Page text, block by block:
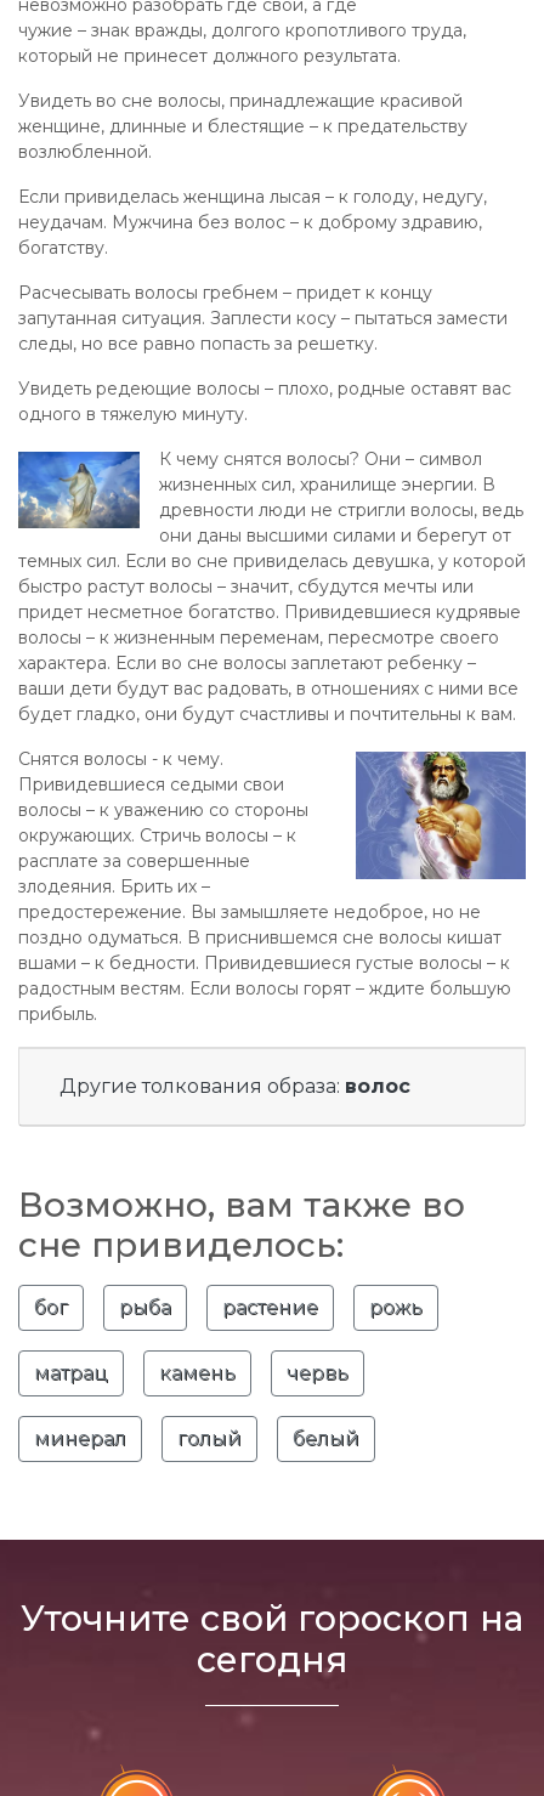
невозможно разобрать где свои, а где
чужие – знак вражды, долгого кропотливого труда,
который не принесет должного результата.
Увидеть во сне волосы, принадлежащие красивой
женщине, длинные и блестящие – к предательству
возлюбленной.
Если привиделась женщина лысая – к голоду, недугу,
неудачам. Мужчина без волос – к доброму здравию,
богатству.
Расчесывать волосы гребнем – придет к концу
запутанная ситуация. Заплести косу – пытаться замести
следы, но все равно попасть за решетку.
Увидеть редеющие волосы – плохо, родные оставят вас
одного в тяжелую минуту.
К чему снятся волосы? Они – символ
жизненных сил, хранилище энергии. В
древности люди не стригли волосы, ведь
они даны высшими силами и берегут от
темных сил. Если во сне привиделась девушка, у которой
быстро растут волосы – значит, сбудутся мечты или
придет несметное богатство. Привидевшиеся кудрявые
волосы – к жизненным переменам, пересмотре своего
характера. Если во сне волосы заплетают ребенку –
ваши дети будут вас радовать, в отношениях с ними все
будет гладко, они будут счастливы и почтительны к вам.
Снятся волосы - к чему.
Привидевшиеся седыми свои
волосы – к уважению со стороны
окружающих. Стричь волосы – к
расплате за совершенные
злодеяния. Брить их –
предостережение. Вы замышляете недоброе, но не
поздно одуматься. В приснившемся сне волосы кишат
вшами – к бедности. Привидевшиеся густые волосы – к
радостным вестям. Если волосы горят – ждите большую
прибыль.
Другие толкования образа: волос
Возможно, вам также во
сне привиделось:
бог рыба растение рожь
матрац камень червь
минерал голый белый
Уточните свой гороскоп на
сегодня